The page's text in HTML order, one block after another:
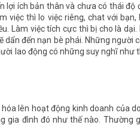
lợi ích bản thân và chưa có thái
việc thì lo việc riêng, chat với bạn,
Làm việc tích cực thì bị cho là
dẩn đến nạn bè phái. Những người
lao động có những suy nghĩ như
lên hoạt động kinh doanh của
gia đình đó như thế nào. Thường